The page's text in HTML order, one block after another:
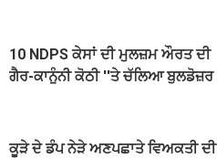
10 NDPS ਕੇਸਾਂ ਦੀ ਮੁਲਜ਼ਮ ਔਰਤ ਦੀ
ਗੈਰ-ਕਾਨੂੰਨੀ ਕੋਠੀ ''ਤੇ ਚੱਲਿਆ ਬੁਲਡੋਜ਼ਰ
ਕੂੜੇ ਦੇ ਡੰਪ ਨੇੜੇ ਅਣਪਛਾਤੇ ਵਿਅਕਤੀ ਦੀ